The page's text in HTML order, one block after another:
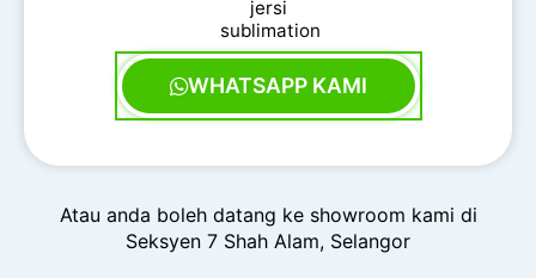
WHATSAPP KAMI
Atau anda boleh datang ke showroom kami di
Seksyen 7 Shah Alam, Selangor